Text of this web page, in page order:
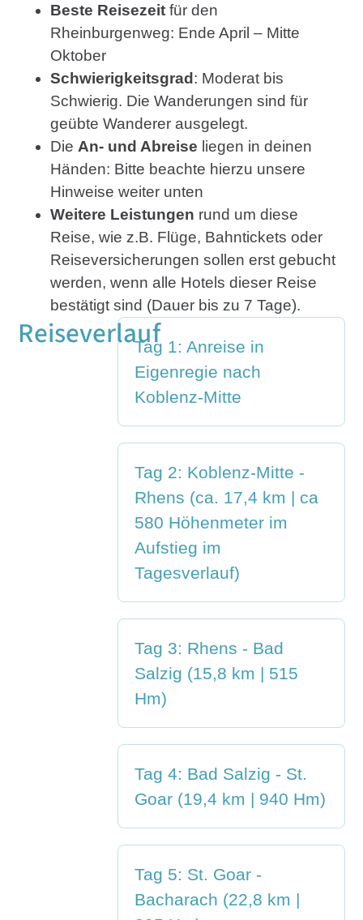
Beste Reisezeit für den
Rheinburgenweg: Ende April – Mitte
Oktober
Schwierigkeitsgrad : Moderat bis
Schwierig. Die Wanderungen sind für
geübte Wanderer ausgelegt.
Die An- und Abreise liegen in deinen
Händen: Bitte beachte hierzu unsere
Hinweise weiter unten
Weitere Leistungen rund um diese
Reise, wie z.B. Flüge, Bahntickets oder
Reiseversicherungen sollen erst gebucht
werden, wenn alle Hotels dieser Reise
bestätigt sind (Dauer bis zu 7 Tage).
ReiseverlaufTag 1: Anreise in
Eigenregie nach
Koblenz-Mitte
Tag 2: Koblenz-Mitte -
Rhens (ca. 17,4 km | ca
580 Höhenmeter im
Aufstieg im
Tagesverlauf)
Tag 3: Rhens - Bad
Salzig (15,8 km | 515
Hm)
Tag 4: Bad Salzig - St.
Goar (19,4 km | 940 Hm)
Tag 5: St. Goar -
Bacharach (22,8 km |